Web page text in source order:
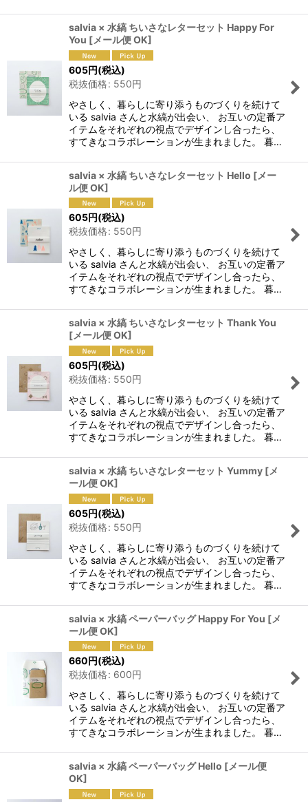
salvia × 水縞 ちいさなレターセット Happy For
You [メール便 OK]
605円(税込)
税抜価格: 550円
やさしく、暮らしに寄り添うものづくりを続けて
いる salvia さんと水縞が出会い、 お互いの定番ア
イテムをそれぞれの視点でデザインし合ったら、
すてきなコラボレーションが生まれました。 暮…
salvia × 水縞 ちいさなレターセット Hello [メー
ル便 OK]
605円(税込)
税抜価格: 550円
やさしく、暮らしに寄り添うものづくりを続けて
いる salvia さんと水縞が出会い、 お互いの定番ア
イテムをそれぞれの視点でデザインし合ったら、
すてきなコラボレーションが生まれました。 暮…
salvia × 水縞 ちいさなレターセット Thank You
[メール便 OK]
605円(税込)
税抜価格: 550円
やさしく、暮らしに寄り添うものづくりを続けて
いる salvia さんと水縞が出会い、 お互いの定番ア
イテムをそれぞれの視点でデザインし合ったら、
すてきなコラボレーションが生まれました。 暮…
salvia × 水縞 ちいさなレターセット Yummy [メ
ール便 OK]
605円(税込)
税抜価格: 550円
やさしく、暮らしに寄り添うものづくりを続けて
いる salvia さんと水縞が出会い、 お互いの定番ア
イテムをそれぞれの視点でデザインし合ったら、
すてきなコラボレーションが生まれました。 暮…
salvia × 水縞 ペーパーバッグ Happy For You [メ
ール便 OK]
660円(税込)
税抜価格: 600円
やさしく、暮らしに寄り添うものづくりを続けて
いる salvia さんと水縞が出会い、 お互いの定番ア
イテムをそれぞれの視点でデザインし合ったら、
すてきなコラボレーションが生まれました。 暮…
salvia × 水縞 ペーパーバッグ Hello [メール便
OK]